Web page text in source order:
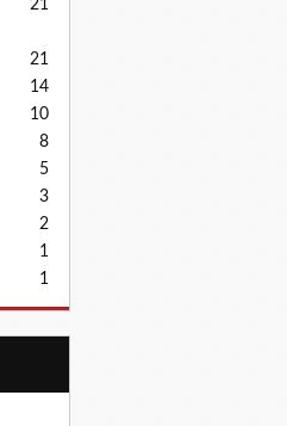
21
21
14
10
8
5
3
2
1
1